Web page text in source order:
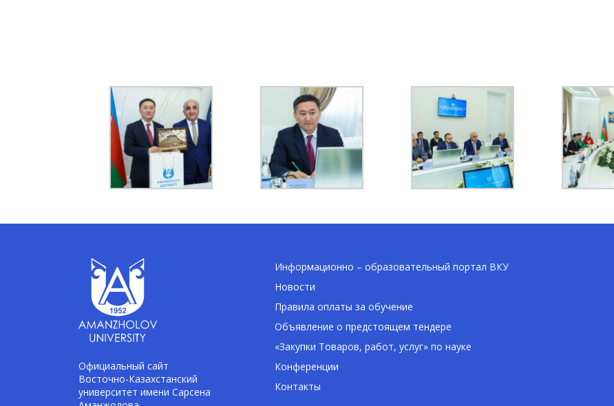
Официальный сайт
Восточно-Казахстанский
университет имени Сарсена
Информационно – образовательный портал ВКУ
Новости
Правила оплаты за обучение
Объявление о предстоящем тендере
«Закупки Товаров, работ, услуг» по науке
Конференции
Контакты